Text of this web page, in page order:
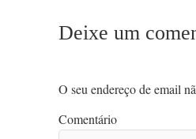
Deixe um
O seu endereço de email
Comentário